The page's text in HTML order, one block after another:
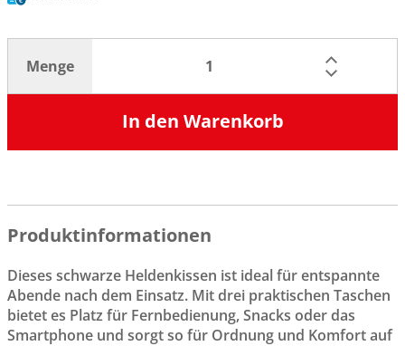
Menge
In den Warenkorb
Produktinformationen
Dieses schwarze Heldenkissen ist ideal für entspannte
Abende nach dem Einsatz. Mit drei praktischen Taschen
bietet es Platz für Fernbedienung, Snacks oder das
Smartphone und sorgt so für Ordnung und Komfort auf